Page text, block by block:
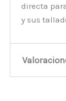
directa
y sus